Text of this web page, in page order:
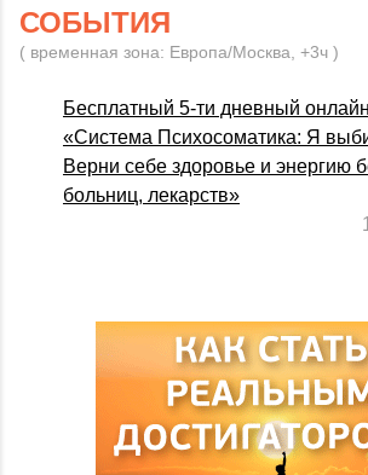
СОБЫТИЯ
( временная зона: Европа/Москва, +3ч )
Бесплатный 5-ти дневный
«Система Психосоматика: Я
Верни себе здоровье и энергию
больниц, лекарств»